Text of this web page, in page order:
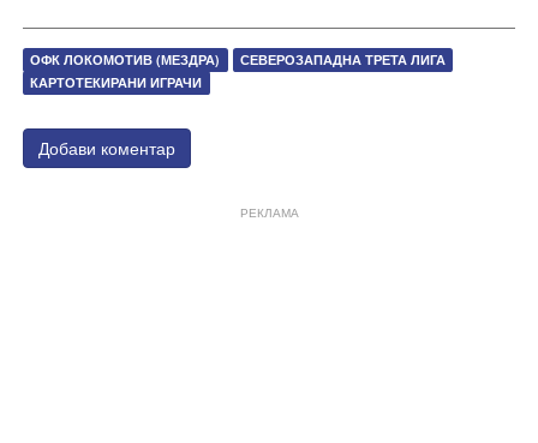
ОФК ЛОКОМОТИВ (МЕЗДРА)
СЕВЕРОЗАПАДНА ТРЕТА ЛИГА
КАРТОТЕКИРАНИ ИГРАЧИ
Добави коментар
РЕКЛАМА